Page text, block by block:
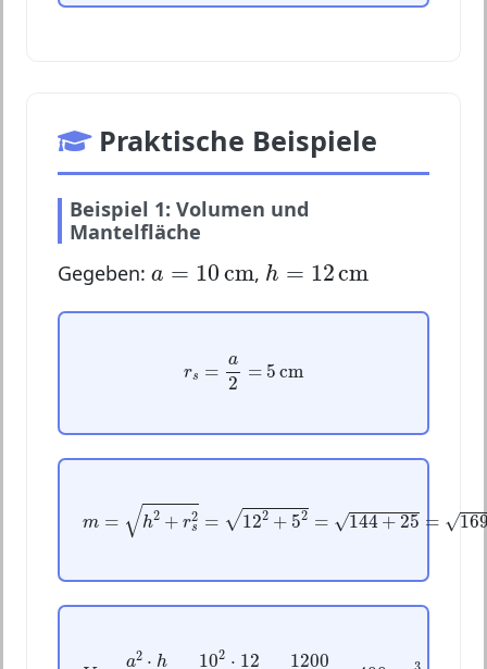
Praktische Beispiele
Beispiel 1: Volumen und
Mantelfläche
Gegeben: a = 10cm
a =10cm , h = 12cm
h =12cm
rs = a
2
= 5 cm
a2
m = √h2 + r2
s = √122 + 52 = √144 + 25 = √
m=h
a2 ⋅ h 102 ⋅ 12 1200
=a ⋅ 102⋅ 12 3= 12003=